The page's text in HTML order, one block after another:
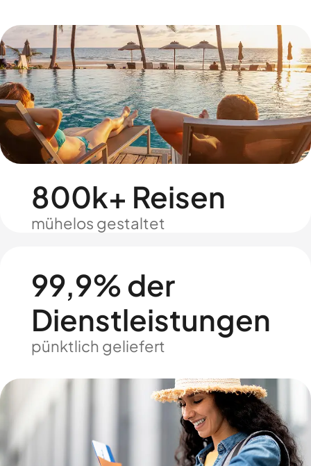
800k+ Reisen
mühelos gestaltet
99,9% der
Dienstleistungen
pünktlich geliefert